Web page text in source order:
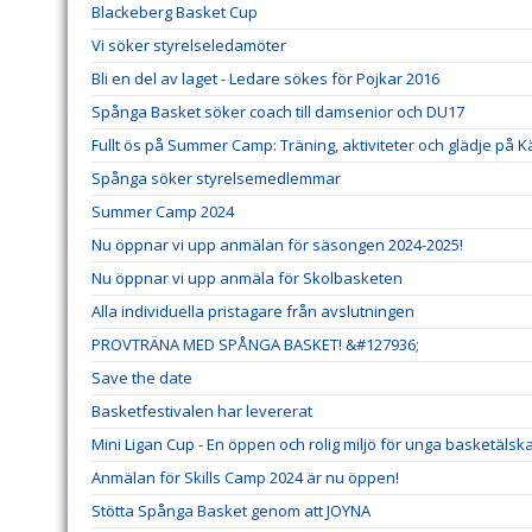
Blackeberg Basket Cup
Vi söker styrelseledamöter
Bli en del av laget - Ledare sökes för Pojkar 2016
Spånga Basket söker coach till damsenior och DU17
Fullt ös på Summer Camp: Träning, aktiviteter och glädje på
Spånga söker styrelsemedlemmar
Summer Camp 2024
Nu öppnar vi upp anmälan för säsongen 2024-2025!
Nu öppnar vi upp anmäla för Skolbasketen
Alla individuella pristagare från avslutningen
PROVTRÄNA MED SPÅNGA BASKET! &#127936;
Save the date
Basketfestivalen har levererat
Mini Ligan Cup - En öppen och rolig miljö för unga
Anmälan för Skills Camp 2024 är nu öppen!
Stötta Spånga Basket genom att JOYNA